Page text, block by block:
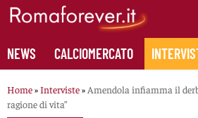
Skip
content
NEWS CALCIOMERCATO
Home»Interviste» Amendola infiamma il
ragione di vita”